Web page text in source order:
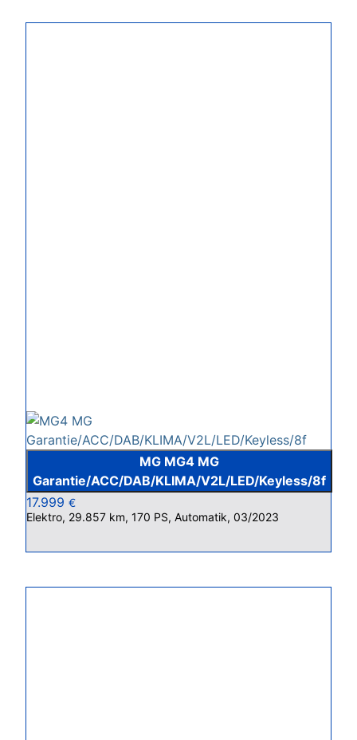
MG MG4 MG
Garantie/ACC/DAB/KLIMA/V2L/LED/Keyless/8f
17.999 €
Elektro, 29.857 km, 170 PS, Automatik, 03/2023